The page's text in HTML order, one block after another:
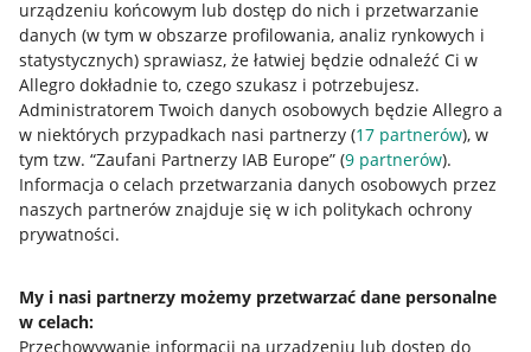
urządzeniu końcowym lub dostęp do nich i przetwarzanie
danych (w tym w obszarze profilowania, analiz rynkowych i
statystycznych) sprawiasz, że łatwiej będzie odnaleźć Ci w
Allegro dokładnie to, czego szukasz i potrzebujesz.
Administratorem Twoich danych osobowych będzie Allegro a
w niektórych przypadkach nasi partnerzy (17 partnerów), w
tym tzw. “Zaufani Partnerzy IAB Europe” (9 partnerów).
Informacja o celach przetwarzania danych osobowych przez
naszych partnerów znajduje się w ich politykach ochrony
prywatności.
My i nasi partnerzy możemy przetwarzać dane personalne
w celach:
Przechowywanie informacji na urządzeniu lub dostęp do
Allegro Gadane dla sprzedających
Allegro Gadane dla kupujących
Mapa miejscowości
Informacje prawne
Regulamin
Polityka plików "cookies"
Ustawienia plików "cookies"
Udostępnianie lokalizacji